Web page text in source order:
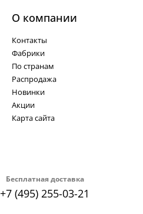
Бесплатная доставка
+7 (495) 255-03-21
О компании
Контакты
Фабрики
По странам
Распродажа
Новинки
Акции
Карта сайта